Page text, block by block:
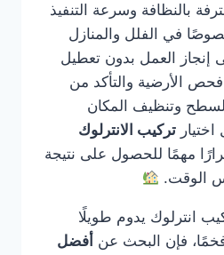
بالنظافة وسرعة التنفيذ
خصوصًا في الفلل والمنازل
إنجاز العمل بدون تعطيل
فحص الأرضية والتأكد من
وتنظيف المكان
تركيب الانترلوك
مهمًا للحصول على نتيجة
الوقت.
انترلوك يدوم طويلًا
فإن البحث عن أفضل